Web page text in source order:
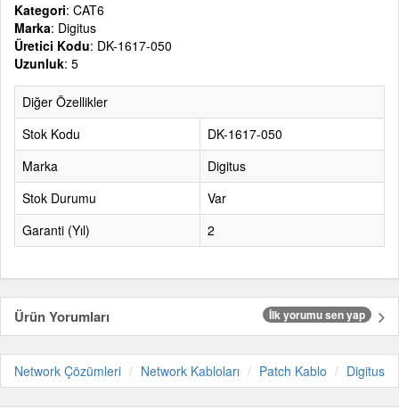
Kategori: CAT6
Marka: Digitus
Üretici Kodu: DK-1617-050
Uzunluk: 5
Diğer Özellikler
Stok Kodu
DK-1617-050
Marka
Digitus
Stok Durumu
Var
Garanti (Yıl)
2
Ürün Yorumları İlk yorumu sen yap
Network Çözümleri Network Kabloları Patch Kablo Digitus